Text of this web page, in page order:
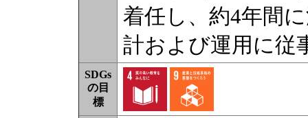
着任し、約4年間
計および運用に従
SDGs
の目
標